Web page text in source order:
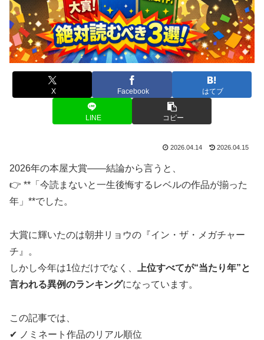
X Facebook はてブ
LINE コピー
2026.04.14 2026.04.15
2026年の本屋大賞――結論から言うと、
👉 **「今読まないと一生後悔するレベルの作品が揃った
年」**でした。
大賞に輝いたのは朝井リョウの『イン・ザ・メガチャー
チ』。
しかし今年は1位だけでなく、
上位すべてが“当たり年”と
言われる異例のランキングになっています。
この記事では、
✔ ノミネート作品のリアル順位